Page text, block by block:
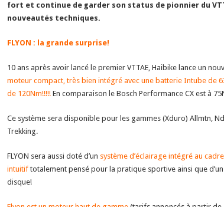
fort et continue de garder son status de pionnier du
nouveautés techniques.
FLYON : la grande surprise!
10 ans après avoir lancé le premier VTTAE, Haibike lance un
moteur compact, très bien intégré avec une batterie Intube de
de 120Nm!!!!!En comparaison le Bosch Performance CX est à
Ce système sera disponible pour les gammes (Xduro) Allmtn,
Trekking.
FLYON sera aussi doté d’un système d’éclairage intégré au
intuitiftotalement pensé pour la pratique sportive ainsi que
disque!